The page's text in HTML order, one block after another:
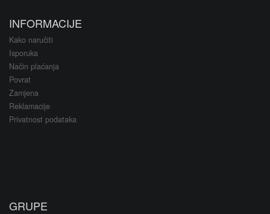
INFORMACIJE
Kako naručiti
Isporuka
Način plaćanja
Povrat
Zamjena
Reklamacije
Privatnost podataka
GRUPE